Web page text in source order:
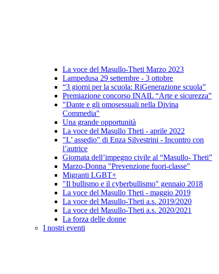
La voce del Masullo-Theti Marzo 2023
Lampedusa 29 settembre - 3 ottobre
“3 giorni per la scuola: RiGenerazione scuola”
Premiazione concorso INAIL “Arte e sicurezza”
"Dante e gli omosessuali nella Divina
Commedia"
Una grande opportunità
La voce del Masullo Theti - aprile 2022
"L’ assedio" di Enza Silvestrini - Incontro con
l’autrice
Giornata dell’impegno civile al “Masullo- Theti”
Marzo-Donna "Prevenzione fuori-classe"
Migranti LGBT+
"Il bullismo e il cyberbullismo" gennaio 2018
La voce del Masullo Theti - maggio 2019
La voce del Masullo-Theti a.s. 2019/2020
La voce del Masullo-Theti a.s. 2020/2021
La forza delle donne
I nostri eventi